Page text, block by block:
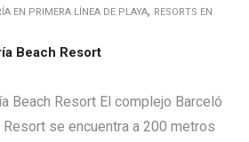
EN PRIMERA LÍNEA DE PLAYA, RESORTS EN
Beach Resort
Beach Resort El complejo Barceló
Resort se encuentra a 200 metros